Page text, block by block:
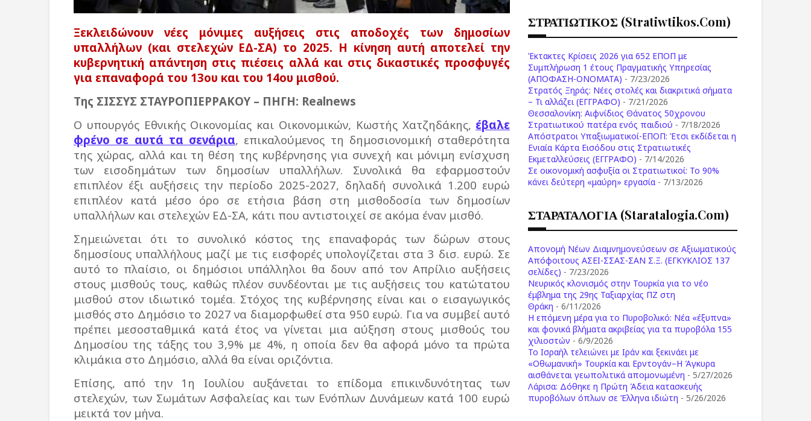
Ξεκλειδώνουν νέες μόνιμες αυξήσεις στις αποδοχές των δημοσίων
υπαλλήλων (και στελεχών ΕΔ-ΣΑ) το 2025. Η κίνηση αυτή αποτελεί την
κυβερνητική απάντηση στις πιέσεις αλλά και στις δικαστικές προσφυγές
για επαναφορά του 13ου και του 14ου μισθού.
Της ΣΙΣΣΥΣ ΣΤΑΥΡΟΠΙΕΡΡΑΚΟΥ – ΠΗΓΗ: Realnews
Ο υπουργός Εθνικής Οικονομίας και Οικονομικών, Κωστής Χατζηδάκης, έβαλε
φρένο σε αυτά τα σενάρια, επικαλούμενος τη δημοσιονομική σταθερότητα
της χώρας, αλλά και τη θέση της κυβέρνησης για συνεχή και μόνιμη ενίσχυση
των εισοδημάτων των δημοσίων υπαλλήλων. Συνολικά θα εφαρμοστούν
επιπλέον έξι αυξήσεις την περίοδο 2025-2027, δηλαδή συνολικά 1.200 ευρώ
επιπλέον κατά μέσο όρο σε ετήσια βάση στη μισθοδοσία των δημοσίων
υπαλλήλων και στελεχών ΕΔ-ΣΑ, κάτι που αντιστοιχεί σε ακόμα έναν μισθό.
Σημειώνεται ότι το συνολικό κόστος της επαναφοράς των δώρων στους
δημοσίους υπαλλήλους μαζί με τις εισφορές υπολογίζεται στα 3 δισ. ευρώ. Σε
αυτό το πλαίσιο, οι δημόσιοι υπάλληλοι θα δουν από τον Απρίλιο αυξήσεις
στους μισθούς τους, καθώς πλέον συνδέονται με τις αυξήσεις του κατώτατου
μισθού στον ιδιωτικό τομέα. Στόχος της κυβέρνησης είναι και ο εισαγωγικός
μισθός στο Δημόσιο το 2027 να διαμορφωθεί στα 950 ευρώ. Για να συμβεί αυτό
πρέπει μεσοσταθμικά κατά έτος να γίνεται μια αύξηση στους μισθούς του
Δημοσίου της τάξης του 3,9% με 4%, η οποία δεν θα αφορά μόνο τα πρώτα
κλιμάκια στο Δημόσιο, αλλά θα είναι οριζόντια.
Επίσης, από την 1η Ιουλίου αυξάνεται το επίδομα επικινδυνότητας των
στελεχών, των Σωμάτων Ασφαλείας και των Ενόπλων Δυνάμεων κατά 100 ευρώ
μεικτά τον μήνα.
ΣΤΡΑΤΙΩΤΙΚΟΣ (stratiwtikos.com)
Έκτακτες Κρίσεις 2026 για 652 ΕΠΟΠ με
Συμπλήρωση 1 έτους Πραγματικής Υπηρεσίας
(ΑΠΟΦΑΣΗ-ONOMATA) - 7/23/2026
Στρατός Ξηράς: Νέες στολές και διακριτικά σήματα
– Τι αλλάζει (ΕΓΓΡΑΦΟ) - 7/21/2026
Θεσσαλονίκη: Αιφνίδιος Θάνατος 50χρονου
Στρατιωτικού πατέρα ενός παιδιού - 7/18/2026
Απόστρατοι Υπαξιωματικοί-ΕΠΟΠ: Έτσι εκδίδεται η
Ενιαία Κάρτα Εισόδου στις Στρατιωτικές
Εκμεταλλεύσεις (ΕΓΓΡΑΦΟ) - 7/14/2026
Σε οικονομική ασφυξία οι Στρατιωτικοί: Το 90%
κάνει δεύτερη «μαύρη» εργασία - 7/13/2026
ΣΤΑΡΑΤΑΛΟΓΙΑ (staratalogia.com)
Απονομή Νέων Διαμνημονεύσεων σε Αξιωματικούς
Απόφοιτους ΑΣΕΙ-ΣΣΑΣ-ΣΑΝ Σ.Ξ. (ΕΓΚΥΚΛΙΟΣ 137
σελίδες) - 7/23/2026
Νευρικός κλονισμός στην Τουρκία για το νέο
έμβλημα της 29ης Ταξιαρχίας ΠΖ στη
Θράκη - 6/11/2026
Η επόμενη μέρα για το Πυροβολικό: Νέα «έξυπνα»
και φονικά βλήματα ακριβείας για τα πυροβόλα 155
χιλιοστών - 6/9/2026
Το Ισραήλ τελειώνει με Ιράν και ξεκινάει με
«Οθωμανική» Τουρκία και Ερντογάν–Η Άγκυρα
αισθάνεται γεωπολιτικά απομονωμένη - 5/27/2026
Λάρισα: Δόθηκε η Πρώτη Άδεια κατασκευής
πυροβόλων όπλων σε Έλληνα ιδιώτη - 5/26/2026